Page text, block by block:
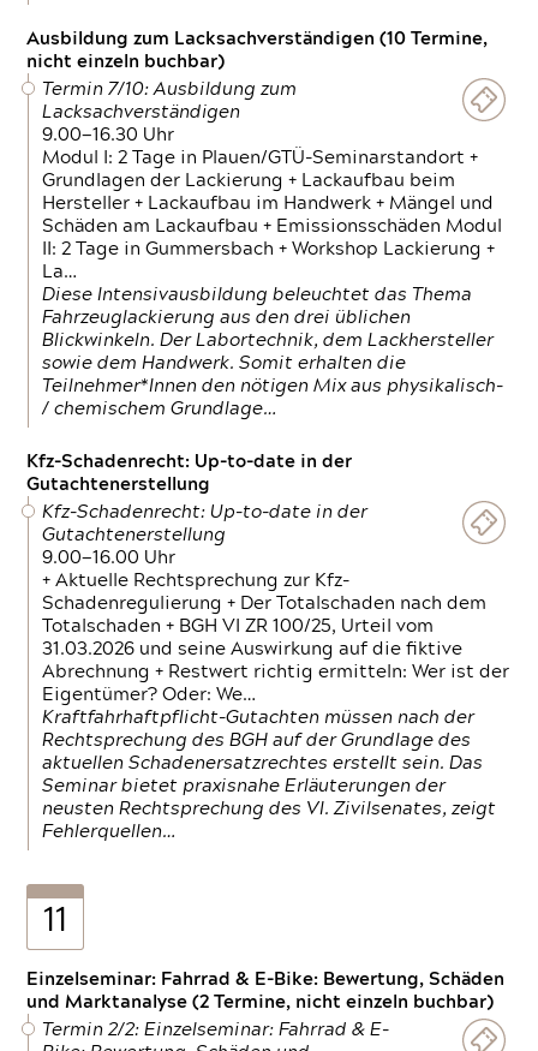
Ausbildung zum Lacksachverständigen (10 Termine,
nicht einzeln buchbar)
Termin 7/10: Ausbildung zum
Lacksachverständigen
9.00—16.30 Uhr
Modul I: 2 Tage in Plauen/GTÜ-Seminarstandort +
Grundlagen der Lackierung + Lackaufbau beim
Hersteller + Lackaufbau im Handwerk + Mängel und
Schäden am Lackaufbau + Emissionsschäden Modul
II: 2 Tage in Gummersbach + Workshop Lackierung +
La…
Diese Intensivausbildung beleuchtet das Thema
Fahrzeuglackierung aus den drei üblichen
Blickwinkeln. Der Labortechnik, dem Lackhersteller
sowie dem Handwerk. Somit erhalten die
Teilnehmer*Innen den nötigen Mix aus physikalisch-
/ chemischem Grundlage…
Kfz-Schadenrecht: Up-to-date in der
Gutachtenerstellung
Kfz-Schadenrecht: Up-to-date in der
Gutachtenerstellung
9.00—16.00 Uhr
+ Aktuelle Rechtsprechung zur Kfz-
Schadenregulierung + Der Totalschaden nach dem
Totalschaden + BGH VI ZR 100/25, Urteil vom
31.03.2026 und seine Auswirkung auf die fiktive
Abrechnung + Restwert richtig ermitteln: Wer ist der
Eigentümer? Oder: We…
Kraftfahrhaftpflicht-Gutachten müssen nach der
Rechtsprechung des BGH auf der Grundlage des
aktuellen Schadenersatzrechtes erstellt sein. Das
Seminar bietet praxisnahe Erläuterungen der
neusten Rechtsprechung des VI. Zivilsenates, zeigt
Fehlerquellen…
11
Einzelseminar: Fahrrad & E-Bike: Bewertung, Schäden
und Marktanalyse (2 Termine, nicht einzeln buchbar)
Termin 2/2: Einzelseminar: Fahrrad & E-